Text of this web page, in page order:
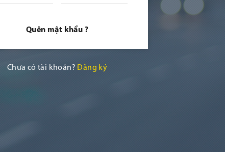
Quên mật khẩu ?
Chưa có tài khoản?Đăng ký